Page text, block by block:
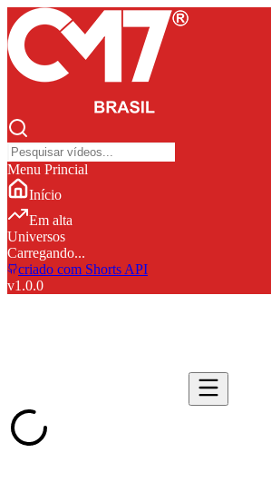
Menu Princial
Início
Em alta
Universos
Carregando...
criado com Shorts API
v1.0.0